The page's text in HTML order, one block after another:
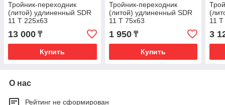
Тройник-переходник
(литой) удлиненный SDR
11 Т 225х63
13 000 ₸
Купить
Тройник-переходник
(литой) удлиненный SDR
11 Т 75х63
1 950₸
Купить
11
3
О нас
Рейтинг не сформирован